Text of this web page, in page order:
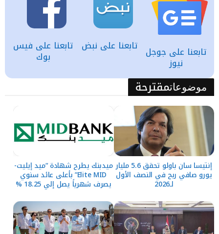
تابعنا على فيس
بوك
تابعنا على نبض تابعنا على جوجل
نيوز
موضوعاتمقترحة
إنتيسا سان باولو تحقق 5.6 مليار
يورو صافي ربح في النصف الأول
ميدبنك يطرح شهادة “ميد إيليت-
Elite MID” بأعلى عائد سنوي
يصرف شهرياً يصل إلي 18.25 %